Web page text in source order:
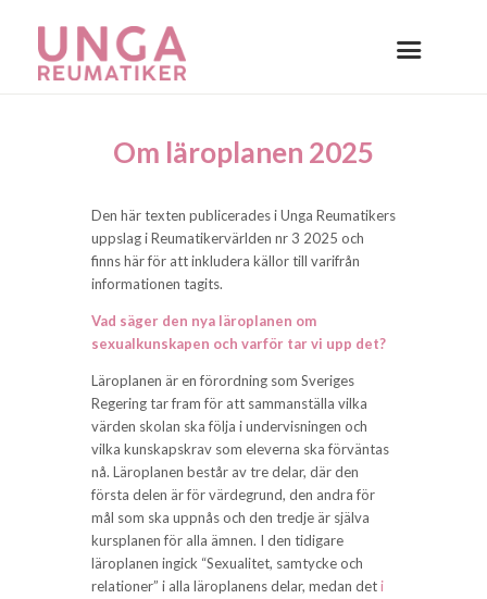
Om läroplanen 2025
Den här texten publicerades i Unga Reumatikers
uppslag i Reumatikervärlden nr 3 2025 och
finns här för att inkludera källor till varifrån
informationen tagits.
Vad säger den nya läroplanen om
sexualkunskapen och varför tar vi upp det?
Läroplanen är en förordning som Sveriges
Regering tar fram för att sammanställa vilka
värden skolan ska följa i undervisningen och
vilka kunskapskrav som eleverna ska förväntas
nå. Läroplanen består av tre delar, där den
första delen är för värdegrund, den andra för
mål som ska uppnås och den tredje är själva
kursplanen för alla ämnen. I den tidigare
läroplanen ingick “Sexualitet, samtycke och
relationer” i alla läroplanens delar, medan deti